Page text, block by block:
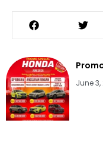
June 3,